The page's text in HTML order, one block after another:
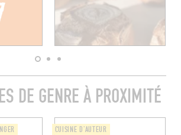
DE GENRE À PROXIMITÉ
CUISINE D'AUTEUR